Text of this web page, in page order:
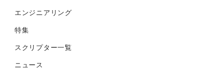
エンジニアリング
特集
スクリプター一覧
ニュース